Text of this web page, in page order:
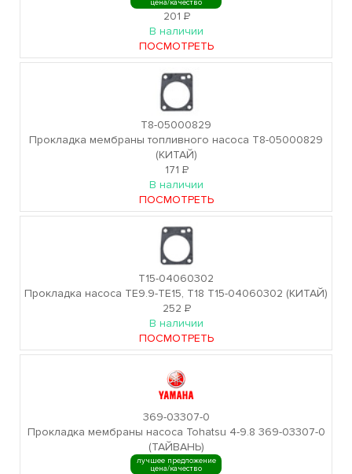
цена/качество
201Р
В наличии
ПОСМОТРЕТЬ
T8-05000829
Прокладка мембраны топливного насоса T8-05000829
(КИТАЙ)
171Р
В наличии
ПОСМОТРЕТЬ
T15-04060302
Прокладка насоса TE9.9-TE15, T18 T15-04060302 (КИТАЙ)
252Р
В наличии
ПОСМОТРЕТЬ
369-03307-0
Прокладка мембраны насоса Tohatsu 4-9.8 369-03307-0
(ТАЙВАНЬ)
лучшее предложение
цена/качество